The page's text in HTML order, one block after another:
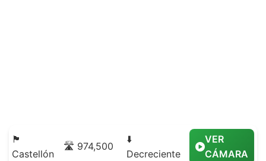
🏴
Castellón
🛣️ 974,500
⬇️
Decreciente
VER
CÁMARA